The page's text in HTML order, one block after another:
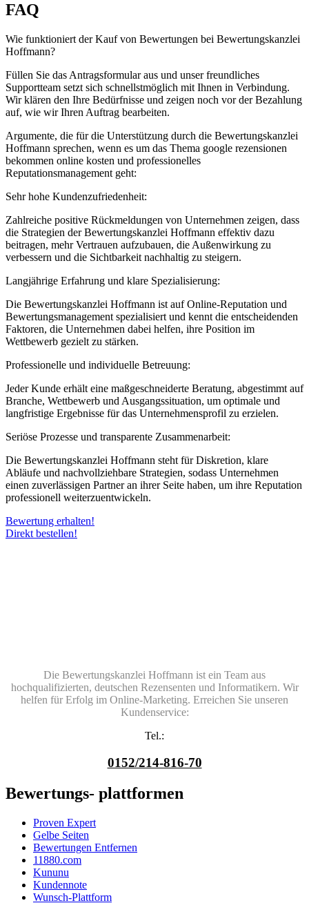
FAQ
Wie funktioniert der Kauf von Bewertungen bei Bewertungskanzlei
Hoffmann?
Füllen Sie das Antragsformular aus und unser freundliches
Supportteam setzt sich schnellstmöglich mit Ihnen in Verbindung.
Wir klären den Ihre Bedürfnisse und zeigen noch vor der Bezahlung
auf, wie wir Ihren Auftrag bearbeiten.
Argumente, die für die Unterstützung durch die Bewertungskanzlei
Hoffmann sprechen, wenn es um das Thema google rezensionen
bekommen online kosten und professionelles
Reputationsmanagement geht:
Sehr hohe Kundenzufriedenheit:
Zahlreiche positive Rückmeldungen von Unternehmen zeigen, dass
die Strategien der Bewertungskanzlei Hoffmann effektiv dazu
beitragen, mehr Vertrauen aufzubauen, die Außenwirkung zu
verbessern und die Sichtbarkeit nachhaltig zu steigern.
Langjährige Erfahrung und klare Spezialisierung:
Die Bewertungskanzlei Hoffmann ist auf Online-Reputation und
Bewertungsmanagement spezialisiert und kennt die entscheidenden
Faktoren, die Unternehmen dabei helfen, ihre Position im
Wettbewerb gezielt zu stärken.
Professionelle und individuelle Betreuung:
Jeder Kunde erhält eine maßgeschneiderte Beratung, abgestimmt auf
Branche, Wettbewerb und Ausgangssituation, um optimale und
langfristige Ergebnisse für das Unternehmensprofil zu erzielen.
Seriöse Prozesse und transparente Zusammenarbeit:
Die Bewertungskanzlei Hoffmann steht für Diskretion, klare
Abläufe und nachvollziehbare Strategien, sodass Unternehmen
einen zuverlässigen Partner an ihrer Seite haben, um ihre Reputation
professionell weiterzuentwickeln.
Bewertung erhalten!
Direkt bestellen!
Die Bewertungskanzlei Hoffmann ist ein Team aus
hochqualifizierten, deutschen Rezensenten und Informatikern. Wir
helfen für Erfolg im Online-Marketing. Erreichen Sie unseren
Kundenservice:
Tel.:
0152/214-816-70
Bewertungs- plattformen
Proven Expert
Gelbe Seiten
Bewertungen Entfernen
11880.com
Kununu
Kundennote
Wunsch-Plattform